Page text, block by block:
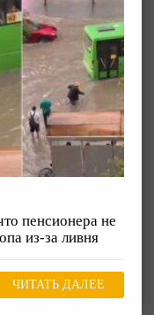
пенсионера не
из-за ливня
ЧИТАТЬ ДАЛЕЕ